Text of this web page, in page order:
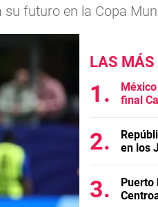
futuro en la Copa
LAS MÁS
final
en los
Puerto